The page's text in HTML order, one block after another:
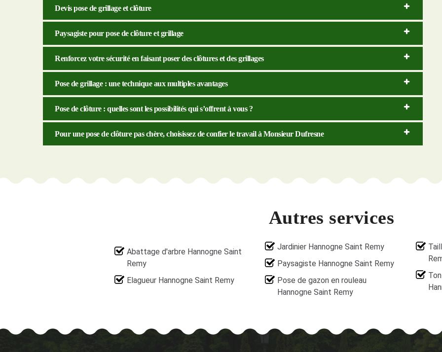
Devis pose de grillage et clôture
Paysagiste pour pose de clôture et grillage
Renforcez votre sécurité en faisant poser des clôtures et des grillages
Pose de grillage : une technique aux multiples avantages
Pose de clôture : quelles sont les possibilités qui s’offrent à vous ?
Pour une pose de clôture pas chère, choisissez de confier le travail à Monsieur Dufresne
Autres services
Abattage d'arbre Hannogne Saint
Remy
Elagueur Hannogne Saint Remy
Jardinier Hannogne Saint Remy
Paysagiste Hannogne Saint Remy
Pose de gazon en rouleau
Hannogne Saint Remy